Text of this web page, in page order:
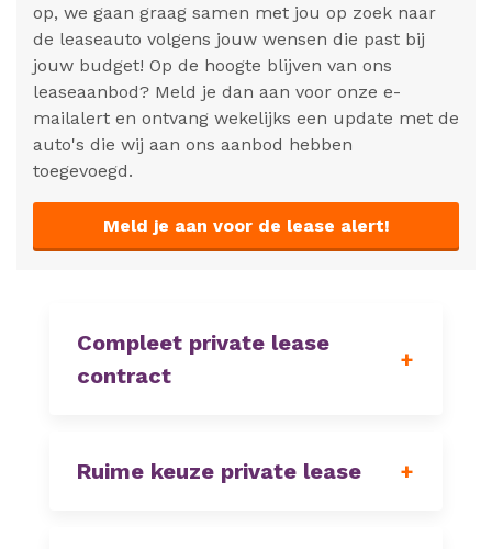
op, we gaan graag samen met jou op zoek naar
de leaseauto volgens jouw wensen die past bij
jouw budget! Op de hoogte blijven van ons
leaseaanbod? Meld je dan aan voor onze e-
mailalert en ontvang wekelijks een update met de
auto's die wij aan ons aanbod hebben
toegevoegd.
Meld je aan voor de lease alert!
Compleet private lease
contract
Ruime keuze private lease